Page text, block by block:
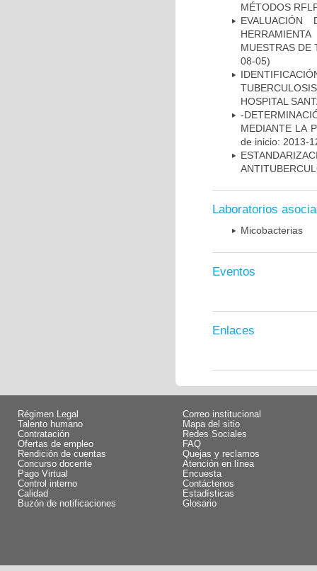
MÉTODOS
MUESTRAS DE
08-05)
HOSPITAL
-
MEDIANTE LA
de inicio: 2013-
Laboratorios
Micobacterias
Eventos
Enlaces
Régimen Legal
Talento humano
Contratación
Ofertas de empleo
Rendición de cuentas
Concurso docente
Pago Virtual
Control interno
Calidad
Buzón de notificaciones
Correo institucional
Mapa del sitio
Redes Sociales
FAQ
Quejas y reclamos
Atención en línea
Encuesta
Contáctenos
Estadísticas
Glosario